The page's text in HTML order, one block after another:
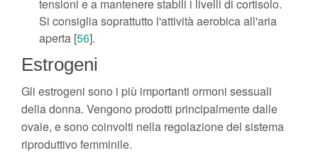
tensioni e a mantenere stabili i livelli di cortisolo.
Si consiglia soprattutto l'attività aerobica all'aria
aperta [56].
Estrogeni
Gli estrogeni sono i più importanti ormoni sessuali
della donna. Vengono prodotti principalmente dalle
ovaie, e sono coinvolti nella regolazione del sistema
riproduttivo femminile.